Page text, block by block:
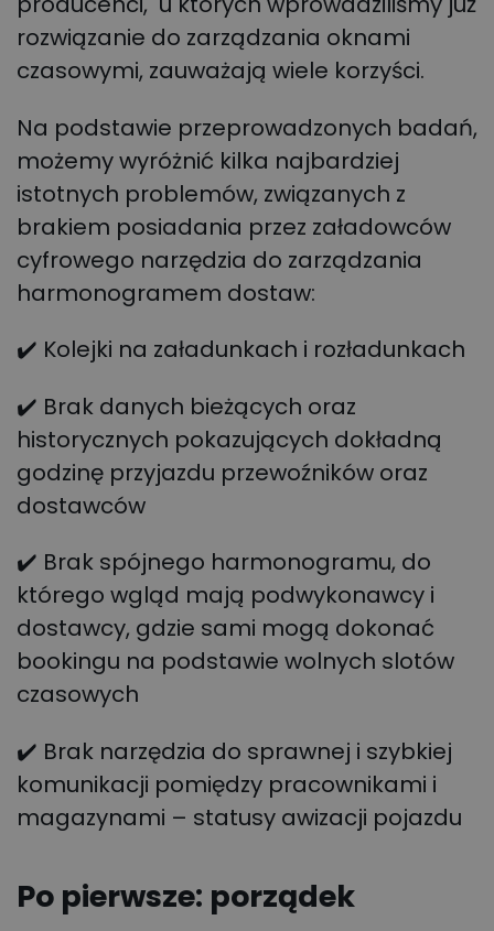
rozwiązanie do zarządzania oknami
czasowymi, zauważają wiele korzyści.
Na podstawie przeprowadzonych badań,
możemy wyróżnić kilka najbardziej
istotnych problemów, związanych z
brakiem posiadania przez załadowców
cyfrowego narzędzia do zarządzania
harmonogramem dostaw:
✔️ Kolejki na załadunkach i rozładunkach
✔️ Brak danych bieżących oraz
historycznych pokazujących dokładną
godzinę przyjazdu przewoźników oraz
dostawców
✔️ Brak spójnego harmonogramu, do
którego wgląd mają podwykonawcy i
dostawcy, gdzie sami mogą dokonać
bookingu na podstawie wolnych slotów
czasowych
✔️ Brak narzędzia do sprawnej i szybkiej
komunikacji pomiędzy pracownikami i
magazynami – statusy awizacji pojazdu
Po pierwsze: porządek